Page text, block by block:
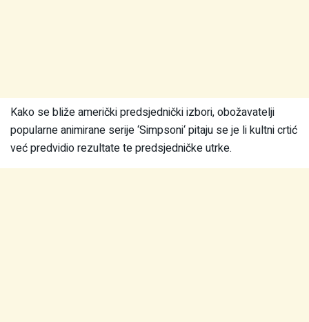
Kako se bliže američki predsjednički izbori, obožavatelji
popularne animirane serije ‘Simpsoni‘ pitaju se je li kultni crtić
već predvidio rezultate te predsjedničke utrke.